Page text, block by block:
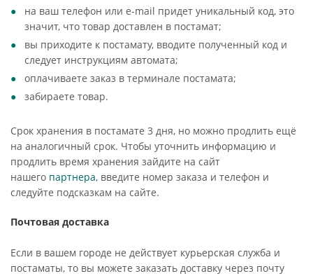
на ваш телефон или e-mail придет уникальный код, это
значит, что товар доставлен в постамат;
вы приходите к постамату, вводите полученный код и
следует инструкциям автомата;
оплачиваете заказ в терминале постамата;
забираете товар.
Срок хранения в постамате 3 дня, но можно продлить ещё
на аналогичный срок. Чтобы уточнить информацию и
продлить время хранения зайдите на сайт
нашего партнера, введите номер заказа и телефон и
следуйте подсказкам на сайте.
Почтовая доставка
Если в вашем городе не действует курьерская служба и
постаматы, то вы можете заказать доставку через почту